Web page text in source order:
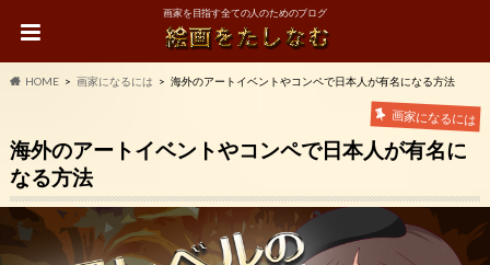
画家を目指す全ての人のためのブログ
HOME 画家になるには 海外のアートイベントやコンペで日本人が有名になる方法
画家になるには
海外のアートイベントやコンペで日本人が有名に
なる方法